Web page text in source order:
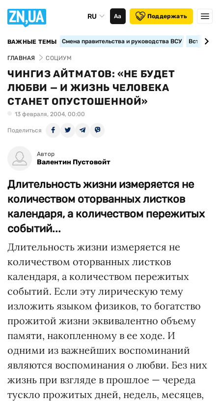
RU Аа Поддержать
ВАЖНЫЕ ТЕМЫ Смена правительства и руководства ВСУ
ГЛАВНАЯ СОЦИУМ
ЧИНГИЗ АЙТМАТОВ: «НЕ БУДЕТ
ЛЮБВИ — И ЖИЗНЬ ЧЕЛОВЕКА
СТАНЕТ ОПУСТОШЕННОЙ»
13 февраля, 2004, 00:00
Поделиться
Автор
Валентин Пустовойт
Длительность жизни измеряется не
количеством оторванных листков
календаря, а количеством пережитых
событий...
Длительность жизни измеряется не
количеством оторванных листков
календаря, а количеством пережитых
событий. Если эту лирическую тему
изложить языком физиков, то богатство
прожитой жизни эквивалентно объему
памяти, накопленному в ее ходе. И
одними из важнейших воспоминаний
являются воспоминания о любви. Без них
жизнь при взгляде в прошлое — череда
тускло прожитых дней, недель, месяцев,